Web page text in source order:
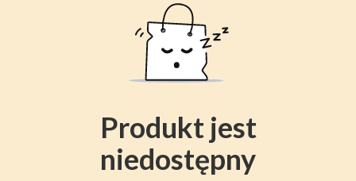
Produkt jest
niedostępny